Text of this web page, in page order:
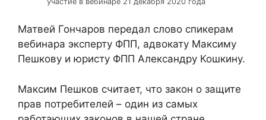
Матвей Гончаров передал слово спикерам
вебинара эксперту ФПП, адвокату Максиму
Пешкову и юристу ФПП Александру Кошкину.
Максим Пешков считает, что закон о защите
прав потребителей – один из самых